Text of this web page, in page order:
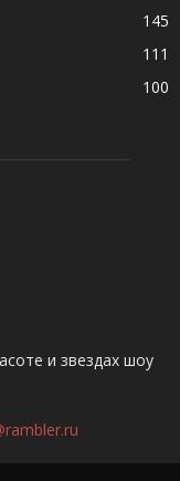
145
111
100
и звездах шоу